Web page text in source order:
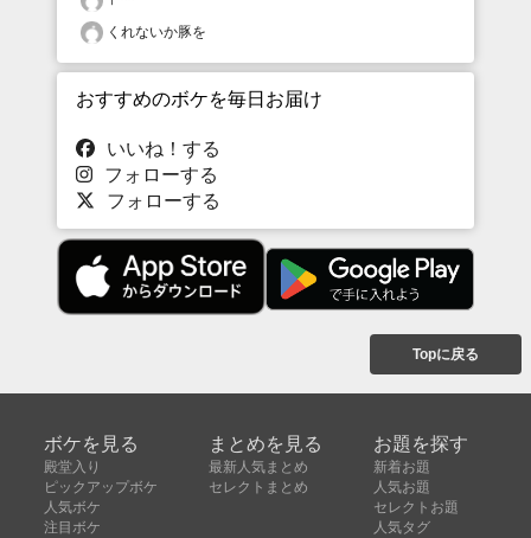
くれないか豚を
おすすめのボケを毎日お届け
いいね！する
フォローする
フォローする
Topに戻る
ボケを見る
殿堂入り
ピックアップボケ
人気ボケ
注目ボケ
まとめを見る
最新人気まとめ
セレクトまとめ
お題を探す
新着お題
人気お題
セレクトお題
人気タグ